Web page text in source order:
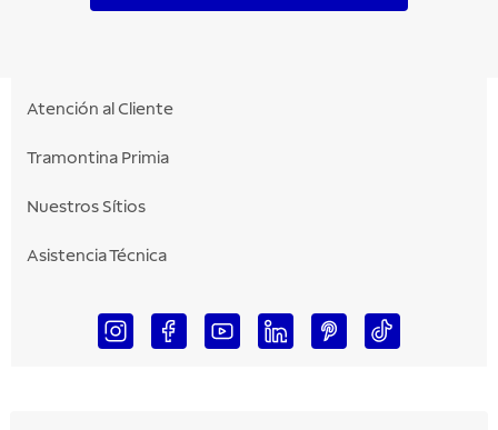
Atención al Cliente
Tramontina Primia
Nuestros Sítios
Asistencia Técnica